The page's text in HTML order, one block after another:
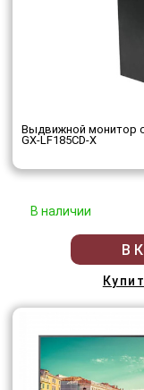
Выдвижной монитор
GX-LF185CD-X
В наличии
В